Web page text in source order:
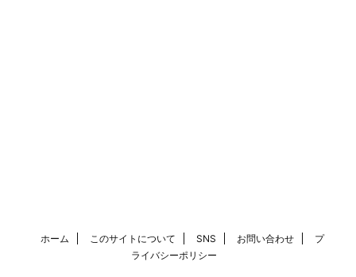
ホーム このサイトについて SNS お問い合わせ
プ
ライバシーポリシー